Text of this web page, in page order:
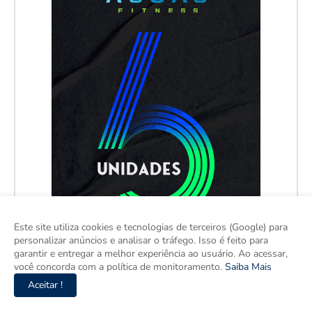
Este site utiliza cookies e tecnologias de terceiros (Google) para
personalizar anúncios e analisar o tráfego. Isso é feito para
garantir e entregar a melhor experiência ao usuário. Ao acessar,
você concorda com a política de monitoramento. Saiba Mais
Aceitar !